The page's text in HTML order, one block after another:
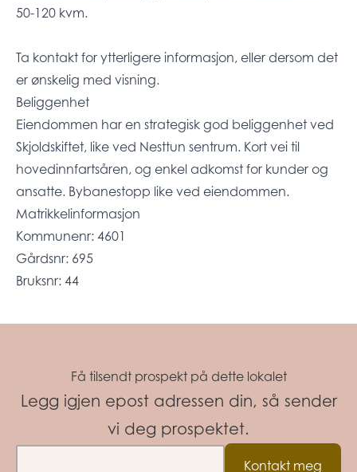
50-120 kvm.
Ta kontakt for ytterligere informasjon, eller dersom det
er ønskelig med visning.
Beliggenhet
Eiendommen har en strategisk god beliggenhet ved
Skjoldskiftet, like ved Nesttun sentrum. Kort vei til
hovedinnfartsåren, og enkel adkomst for kunder og
ansatte. Bybanestopp like ved eiendommen.
Matrikkelinformasjon
Kommunenr: 4601
Gårdsnr: 695
Bruksnr: 44
Få tilsendt prospekt på dette lokalet
Legg igjen epost adressen din, så sender
vi deg prospektet.